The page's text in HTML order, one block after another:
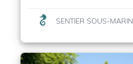
SENTIER SOUS-MARIN